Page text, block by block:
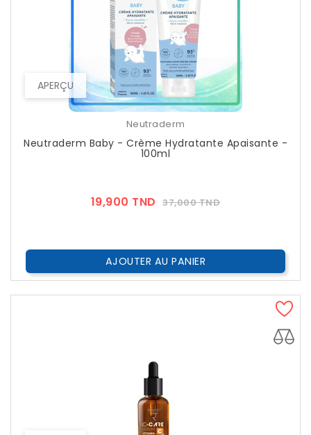
APERÇU
Neutraderm
Neutraderm Baby - Crème Hydratante Apaisante -
100ml
19,900 TND Prix
37,000 TNDPrix
AJOUTER AU PANIER